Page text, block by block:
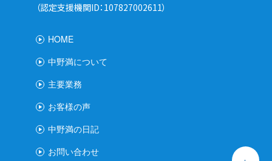
（認定支援機関ID：107827002611）
HOME
中野満について
主要業務
お客様の声
中野満の日記
お問い合わせ